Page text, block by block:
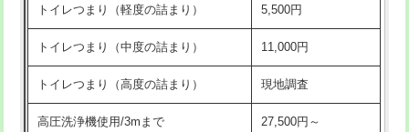
トイレつまり（軽度の詰まり） 5,500円
トイレつまり（中度の詰まり） 11,000円
トイレつまり（高度の詰まり） 現地調査
高圧洗浄機使用/3mまで
27,500円～